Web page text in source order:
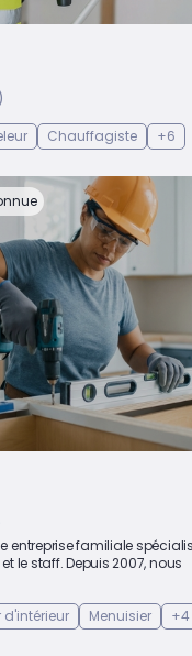
Chauffagiste +6
entreprise familiale
le staff. Depuis 2007, nous
d'intérieur Menuisier +4